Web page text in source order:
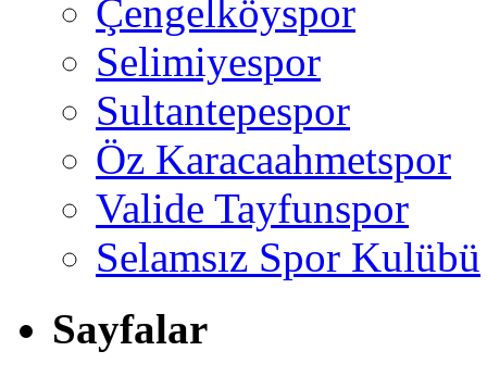
Çengelköyspor
Selimiyespor
Sultantepespor
Öz Karacaahmetspor
Valide Tayfunspor
Selamsız Spor Kulübü
Sayfalar